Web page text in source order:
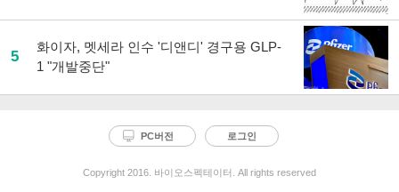
5
화이자, 멧세라 인수 '디앤디' 경구용 GLP-
1 "개발중단"
PC버전 로그인
Copyright 2016. 바이오스펙테이터. All rights reserved